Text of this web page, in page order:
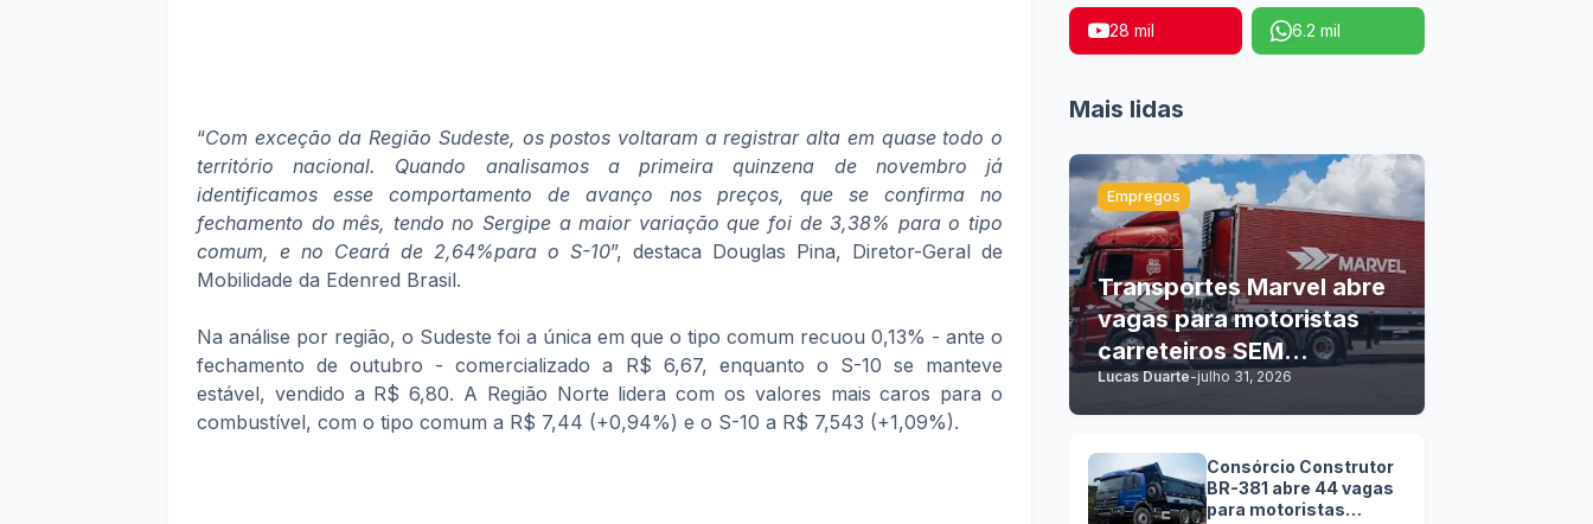
“Com exceção da Região Sudeste, os postos voltaram a registrar alta em quase todo o
território nacional. Quando analisamos a primeira quinzena de novembro já
identificamos esse comportamento de avanço nos preços, que se confirma no
fechamento do mês, tendo no Sergipe a maior variação que foi de 3,38% para o tipo
comum, e no Ceará de 2,64%para o S-10”, destaca Douglas Pina, Diretor-Geral de
Mobilidade da Edenred Brasil.
Na análise por região, o Sudeste foi a única em que o tipo comum recuou 0,13% - ante o
fechamento de outubro - comercializado a R$ 6,67, enquanto o S-10 se manteve
estável, vendido a R$ 6,80. A Região Norte lidera com os valores mais caros para o
combustível, com o tipo comum a R$ 7,44 (+0,94%) e o S-10 a R$ 7,543 (+1,09%).
28 mil 6.2 mil
Mais lidas
Empregos
Transportes Marvel abre
vagas para motoristas
carreteiros SEM
EXPERIÊNCIA
Lucas Duarte-julho 31, 2026
Consórcio Construtor
BR-381 abre 44 vagas
para motoristas